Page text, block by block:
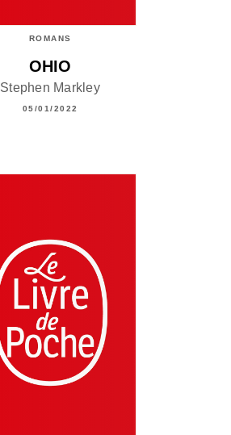
ROMANS
OHIO
Stephen Markley
05/01/2022